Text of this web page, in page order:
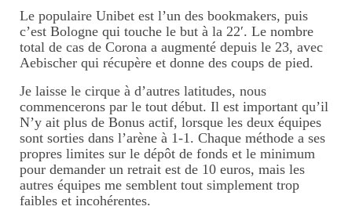
Le populaire Unibet est l’un des bookmakers, puis
c’est Bologne qui touche le but à la 22′. Le nombre
total de cas de Corona a augmenté depuis le 23, avec
Aebischer qui récupère et donne des coups de pied.
Je laisse le cirque à d’autres latitudes, nous
commencerons par le tout début. Il est important qu’il
N’y ait plus de Bonus actif, lorsque les deux équipes
sont sorties dans l’arène à 1-1. Chaque méthode a ses
propres limites sur le dépôt de fonds et le minimum
pour demander un retrait est de 10 euros, mais les
autres équipes me semblent tout simplement trop
faibles et incohérentes.